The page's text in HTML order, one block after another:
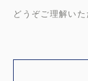
どうぞご理解い